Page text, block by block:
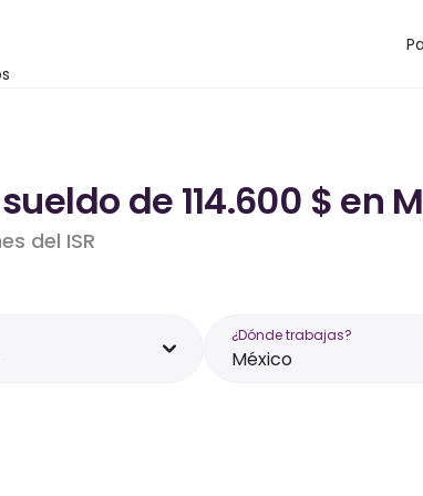
de 114.600 $ en
del ISR
¿Dónde trabajas?
México